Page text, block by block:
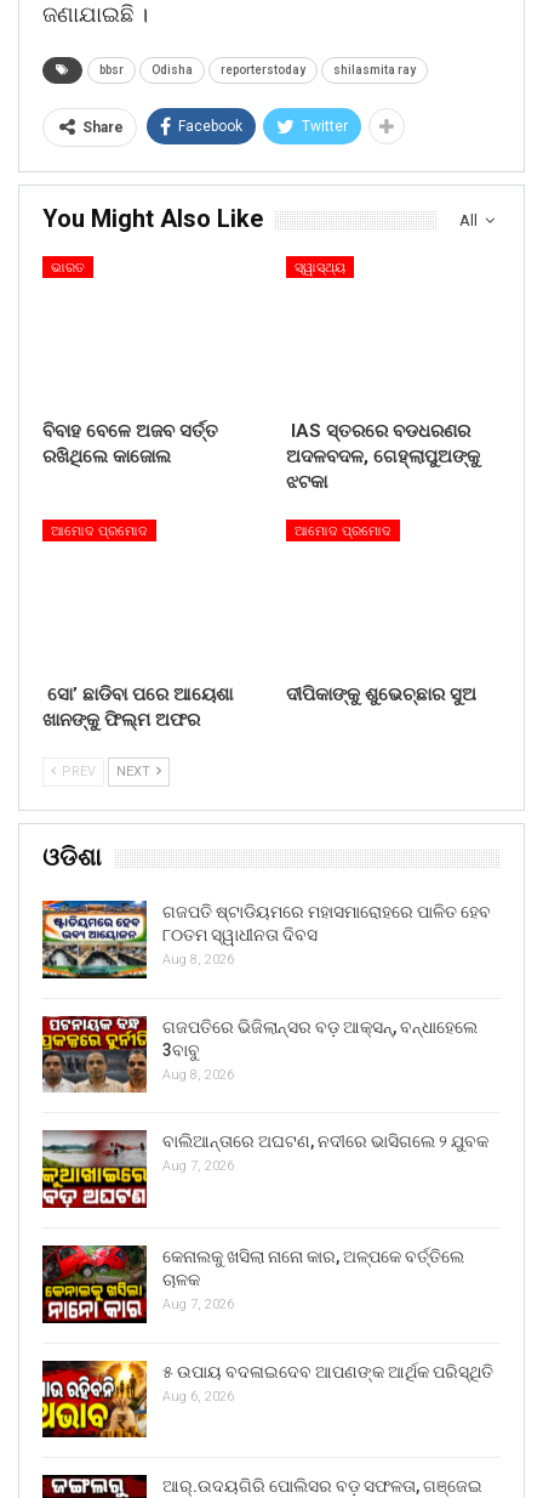
ଜଣାଯାଇଛି ।
bbsr Odisha reporterstoday shilasmita ray
Share Facebook Twitter
All
You Might Also Like
ଭାରତ
ବିବାହ ବେଳେ ଅଜବ ସର୍ତ୍ତ
ରଖିଥିଲେ କାଜୋଲ
ସ୍ୱାସ୍ଥ୍ୟ
IAS ସ୍ତରରେ ବଡଧରଣର
ଅଦଳବଦଳ, ଗେହ୍ଲାପୁଅଙ୍କୁ
ଝଟକା
ଆମୋଦ ପ୍ରମୋଦ
ସୋ’ ଛାଡିବା ପରେ ଆୟେଶା
ଖାନଙ୍କୁ ଫିଲ୍ମ ଅଫର
ଆମୋଦ ପ୍ରମୋଦ
ଦୀପିକାଙ୍କୁ ଶୁଭେଚ୍ଛାର ସୁଅ
PREV NEXT
ଓଡିଶା
ଗଜପତି ଷ୍ଟାଡିୟମରେ ମହାସମାରୋହରେ ପାଳିତ ହେବ
୮୦ତମ ସ୍ୱାଧୀନତା ଦିବସ
Aug 8, 2026
ଗଜପତିରେ ଭିଜିଲାନ୍ସର ବଡ଼ ଆକ୍ସନ୍, ବନ୍ଧାହେଲେ
3ବାବୁ
Aug 8, 2026
ବାଲିଆନ୍ତାରେ ଅଘଟଣ, ନଦୀରେ ଭାସିଗଲେ ୨ ଯୁବକ
Aug 7, 2026
କେନାଲକୁ ଖସିଲା ନାନୋ କାର, ଅଳ୍ପକେ ବର୍ତ୍ତିଲେ
ଚାଳକ
Aug 7, 2026
୫ ଉପାୟ ବଦଳାଇଦେବ ଆପଣଙ୍କ ଆର୍ଥିକ ପରିସ୍ଥିତି
Aug 6, 2026
ଆର୍.ଉଦୟଗିରି ପୋଲିସର ବଡ଼ ସଫଳତା, ଗଞ୍ଜେଇ